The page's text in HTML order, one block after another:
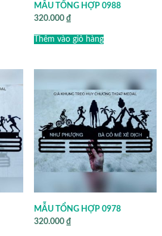
MẪU TỔNG HỢP 0988
320.000 ₫
Thêm vào giỏ hàng
MẪU TỔNG HỢP 0978
320.000 ₫